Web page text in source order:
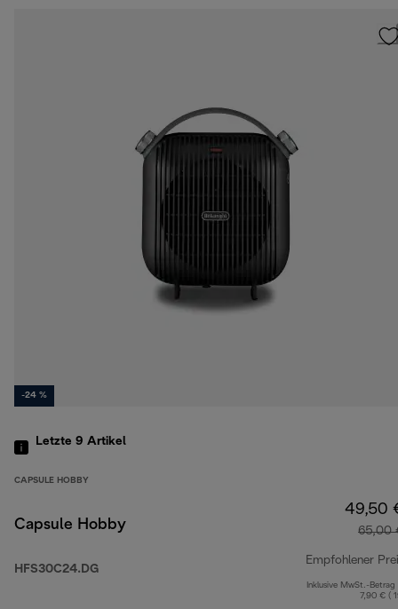
-24 %
Letzte 9 Artikel
CAPSULE HOBBY
Capsule Hobby
HFS30C24.DG
49,50
65,00
Empfohlener
Inklusive MwSt.-Betrag
7,90 € (